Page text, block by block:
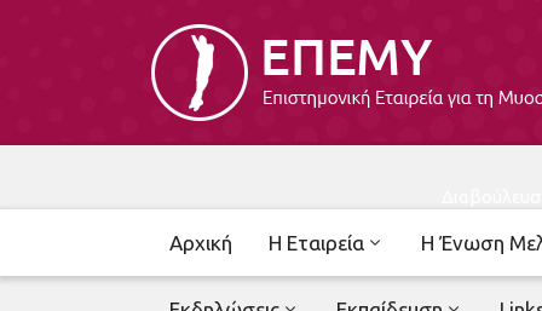
Αρχική Η Εταιρεία Η Ένωση